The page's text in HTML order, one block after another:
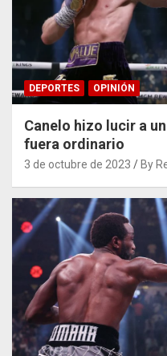
DEPORTES OPINIÓN
Canelo hizo lucir a
fuera ordinario
3 de octubre de 2023 By